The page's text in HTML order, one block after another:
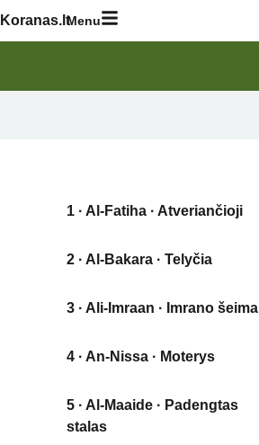
Skip
Koranas.ltMenu
1 · Al-Fatiha · Atveriančioji
2 · Al-Bakara · Telyčia
3 · Ali-Imraan · Imrano šeima
4 · An-Nissa · Moterys
5 · Al-Maaide · Padengtas
stalas